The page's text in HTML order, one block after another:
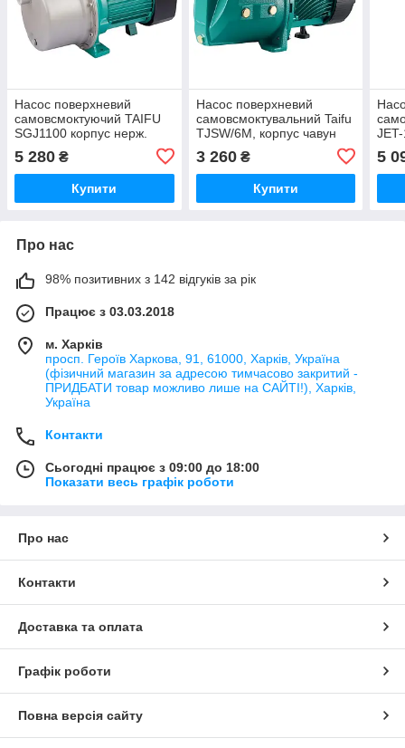
Насос поверхневий
самовсмоктуючий TAIFU
SGJ1100 корпус нерж.
Н=56М, Q=3,6кбМ, P=1100
Вт, 1"x1" (TF3376)
5 280 ₴
Купити
Насос поверхневий
самовсмоктувальний Taifu
TJSW/6M, корпус чавун
Н=29М, Q=3,3кбМ P=370
Вт, 1"x 1" (TF0028)
3 260₴
Купити
Вт,
5
Про нас
98% позитивних з 142 відгуків за рік
Працює з 03.03.2018
м. Харків
просп. Героїв Харкова, 91, 61000, Харків, Україна
(фізичний магазин за адресою тимчасово закритий -
ПРИДБАТИ товар можливо лише на САЙТІ!), Харків,
Україна
Контакти
Сьогодні працює з 09:00 до 18:00
Показати весь графік роботи
Про нас
Контакти
Доставка та оплата
Графік роботи
Повна версія сайту